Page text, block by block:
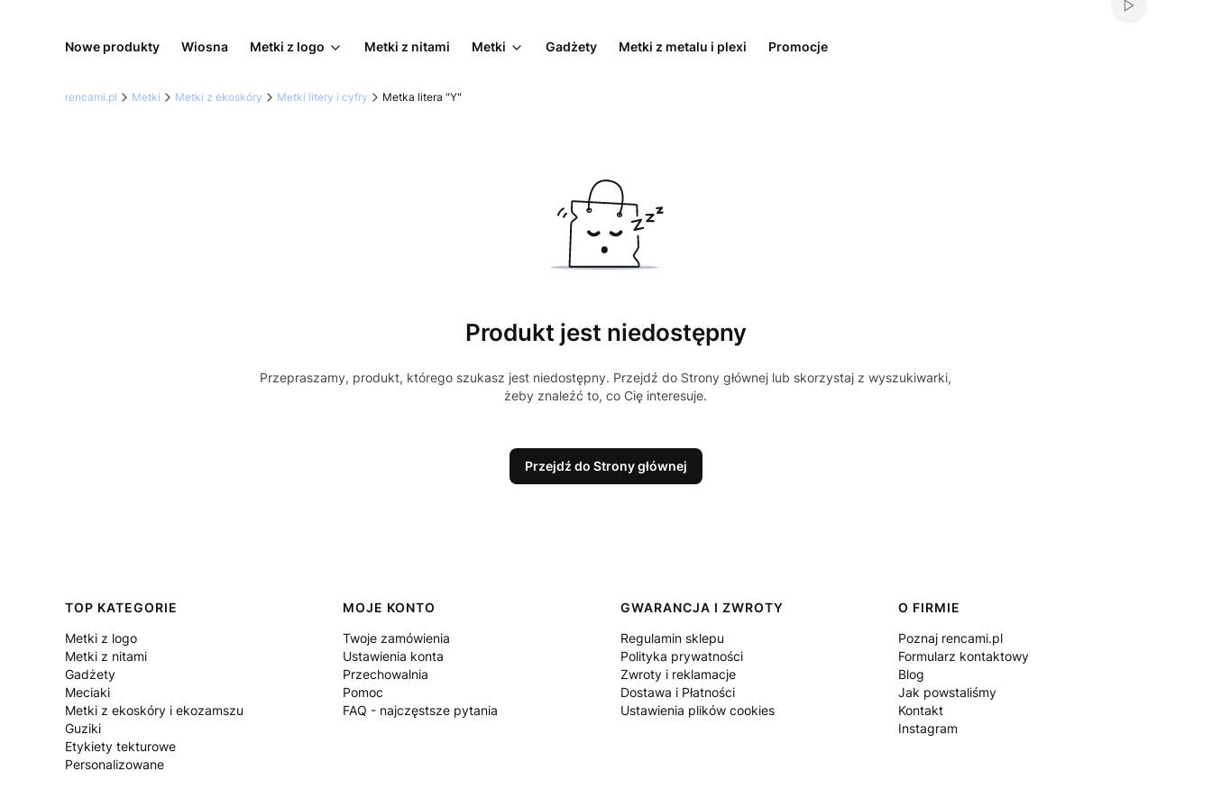
Włącz
Nowe produkty Wiosna Metki z logo Metki z nitami Metki Gadżety Metki z metalu i plexi Promocje
rencami.pl Metki Metki z ekoskóry Metki litery i cyfry Metka litera "Y"
Produkt jest niedostępny
Przepraszamy, produkt, którego szukasz jest niedostępny. Przejdź do Strony głównej lub skorzystaj z wyszukiwarki,
żeby znaleźć to, co Cię interesuje.
Przejdź do Strony głównej
Linki w stopce
TOP KATEGORIE
Metki z logo
Metki z nitami
Gadżety
Meciaki
Metki z ekoskóry i ekozamszu
Guziki
Etykiety tekturowe
Personalizowane
MOJE KONTO
Twoje zamówienia
Ustawienia konta
Przechowalnia
Pomoc
FAQ - najczęstsze pytania
GWARANCJA I ZWROTY
Regulamin sklepu
Polityka prywatności
Zwroty i reklamacje
Dostawa i Płatności
Ustawienia plików cookies
O FIRMIE
Poznaj rencami.pl
Formularz kontaktowy
Blog
Jak powstaliśmy
Kontakt
Instagram